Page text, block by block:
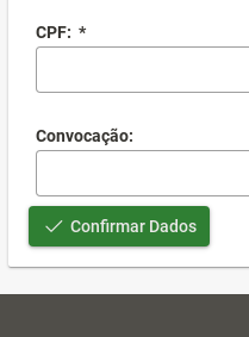
CPF: *
Convocação:
Confirmar Dados